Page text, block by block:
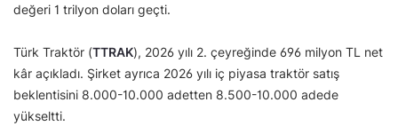
değeri 1 trilyon doları geçti.
Türk Traktör (TTRAK), 2026 yılı 2. çeyreğinde 696 milyon TL net
kâr açıkladı. Şirket ayrıca 2026 yılı iç piyasa traktör satış
beklentisini 8.000-10.000 adetten 8.500-10.000 adede
yükseltti.